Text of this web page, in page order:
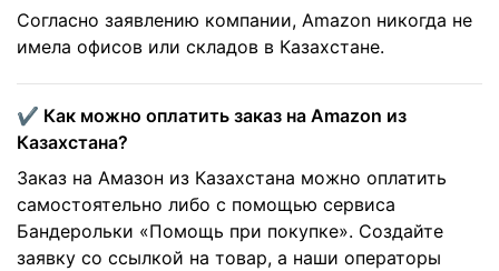
Согласно заявлению компании, Amazon никогда не
имела офисов или складов в Казахстане.
✔️ Как можно оплатить заказ на Amazon из
Казахстана?
Заказ на Амазон из Казахстана можно оплатить
самостоятельно либо с помощью сервиса
Бандерольки «Помощь при покупке». Создайте
заявку со ссылкой на товар, а наши операторы